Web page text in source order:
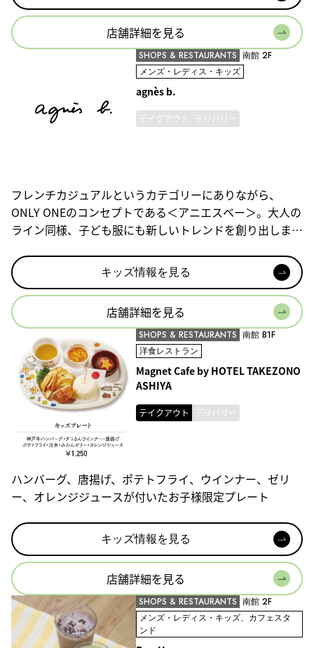
店舗詳細を見る
SHOPS & RESTAURANTS 南館 2F
メンズ・レディス・キッズ
agnès b.
テイクアウト デリバリー
フレンチカジュアルというカテゴリーにありながら、
ONLY ONEのコンセプトである＜アニエスベー＞。大人の
ライン同様、子ども服にも新しいトレンドを創り出しま
キッズ情報を見る
店舗詳細を見る
SHOPS & RESTAURANTS 南館 B1F
洋食レストラン
Magnet Cafe by HOTEL TAKEZONO
ASHIYA
テイクアウト デリバリー
ハンバーグ、唐揚げ、ポテトフライ、ウインナー、ゼリ
ー、オレンジジュースが付いたお子様限定プレート
キッズ情報を見る
店舗詳細を見る
SHOPS & RESTAURANTS 南館 2F
メンズ・レディス・キッズ、カフェスタ
ンド